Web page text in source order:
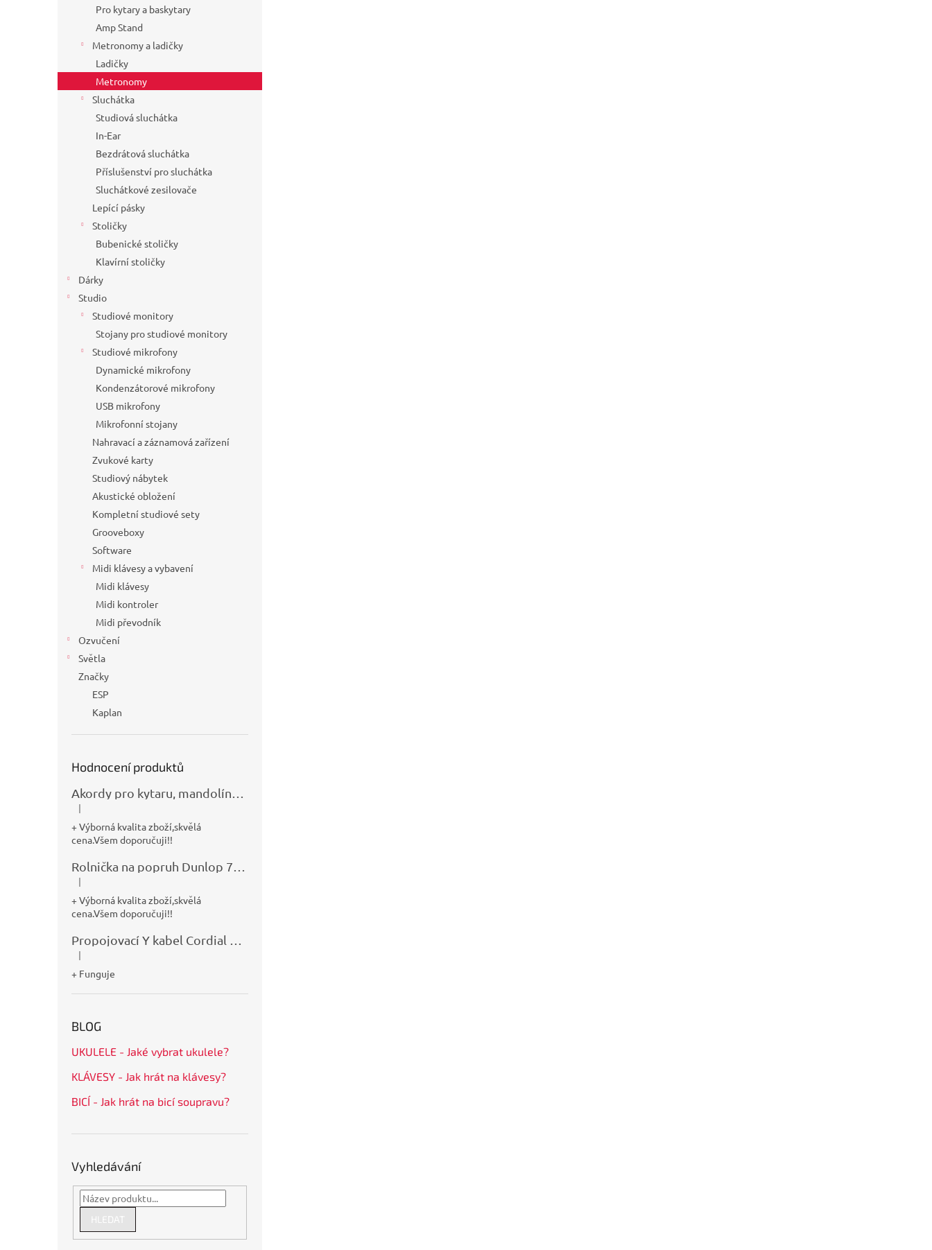
Pro kytary a baskytary
Amp Stand
Metronomy a ladičky
Ladičky
Metronomy
Sluchátka
Studiová sluchátka
In-Ear
Bezdrátová sluchátka
Příslušenství pro sluchátka
Sluchátkové zesilovače
Lepící pásky
Stoličky
Bubenické stoličky
Klavírní stoličky
Dárky
Studio
Studiové monitory
Stojany pro studiové monitory
Studiové mikrofony
Dynamické mikrofony
Kondenzátorové mikrofony
USB mikrofony
Mikrofonní stojany
Nahravací a záznamová zařízení
Zvukové karty
Studiový nábytek
Akustické obložení
Kompletní studiové sety
Grooveboxy
Software
Midi klávesy a vybavení
Midi klávesy
Midi kontroler
Midi převodník
Ozvučení
Světla
Značky
ESP
Kaplan
Hodnocení produktů
Hodnocení produktu je 5 z 5 hvězdiček.
|
+ Výborná kvalita zboží,skvělá
cena.Všem doporučuji!!
Hodnocení produktu je 5 z 5 hvězdiček.
|
+ Výborná kvalita zboží,skvělá
cena.Všem doporučuji!!
Hodnocení produktu je 5 z 5 hvězdiček.
|
+ Funguje
BLOG
UKULELE - Jaké vybrat ukulele?
KLÁVESY - Jak hrát na klávesy?
BICÍ - Jak hrát na bicí soupravu?
Vyhledávání
HLEDAT